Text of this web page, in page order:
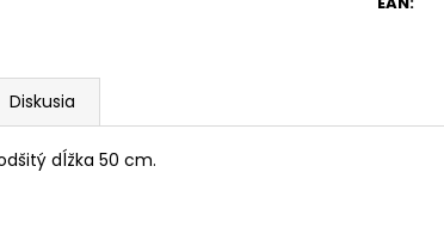
Diskusia
dĺžka 50 cm.